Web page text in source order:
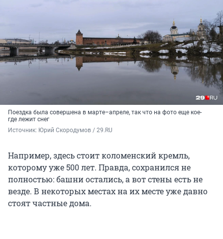
Поездка была совершена в марте–апреле, так что на фото еще кое-
где лежит снег
Источник: Юрий Скородумов / 29.RU
Например, здесь стоит коломенский кремль,
которому уже 500 лет. Правда, сохранился не
полностью: башни остались, а вот стены есть не
везде. В некоторых местах на их месте уже давно
стоят частные дома.